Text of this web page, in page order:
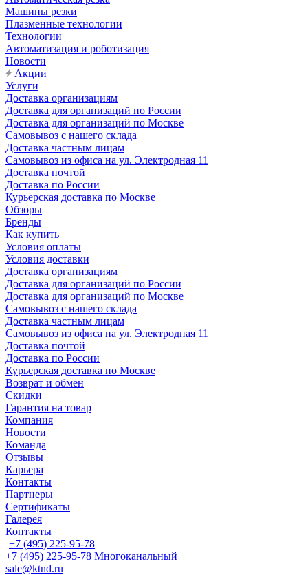
Машины резки
Плазменные технологии
Технологии
Автоматизация и роботизация
Новости
Акции
Услуги
Доставка организациям
Доставка для организаций по России
Доставка для организаций по Москве
Самовывоз с нашего склада
Доставка частным лицам
Самовывоз из офиса на ул. Электродная 11
Доставка почтой
Доставка по России
Курьерская доставка по Москве
Обзоры
Бренды
Как купить
Условия оплаты
Условия доставки
Доставка организациям
Доставка для организаций по России
Доставка для организаций по Москве
Самовывоз с нашего склада
Доставка частным лицам
Самовывоз из офиса на ул. Электродная 11
Доставка почтой
Доставка по России
Курьерская доставка по Москве
Возврат и обмен
Скидки
Гарантия на товар
Компания
Новости
Команда
Отзывы
Карьера
Контакты
Партнеры
Сертификаты
Галерея
Контакты
+7 (495) 225-95-78
+7 (495) 225-95-78 Многоканальный
sale@ktnd.ru